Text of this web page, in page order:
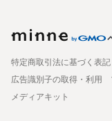
特定商取引法に基づく表記
広告識別子の取得・利用
メディアキット